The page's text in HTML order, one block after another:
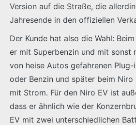
Version auf die Straße, die
Jahresende in den offiziellen
Der Kunde hat also die Wahl:
er mit Superbenzin und mit sonst
von heise Autos gefahrenen
oder Benzin und später beim Niro
mit Strom. Für den Niro EV ist
dass er ähnlich wie der
EV mit zwei unterschiedlichen